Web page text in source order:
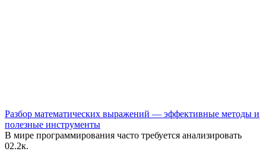
Разбор математических выражений — эффективные методы и
полезные инструменты
В мире программирования часто требуется анализировать
02.2к.